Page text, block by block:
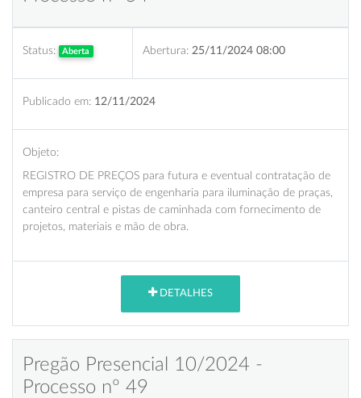
Status: Aberta Abertura: 25/11/2024 08:00
Publicado em: 12/11/2024
Objeto:
REGISTRO DE PREÇOS para futura e eventual contratação de
empresa para serviço de engenharia para iluminação de praças,
canteiro central e pistas de caminhada com fornecimento de
projetos, materiais e mão de obra.
DETALHES
Pregão Presencial 10/2024 -
Processo nº 49